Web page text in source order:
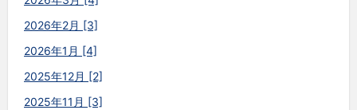
2026年2月 [3]
2026年1月 [4]
2025年12月 [2]
2025年11月 [3]